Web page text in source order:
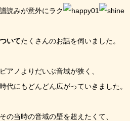
読みが意外にラク
いてたくさんのお話を伺いました。
アノよりだいぶ音域が狭く、
代にもどんどん広がっていきました。
の当時の音域の壁を超えたくて、